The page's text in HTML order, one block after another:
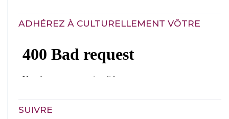
ADHÉREZ À CULTURELLEMENT VÔTRE
SUIVRE